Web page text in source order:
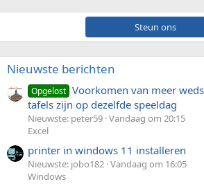
Steun
Nieuwste berichten
Opgelost Voorkomen van meer
tafels zijn op dezelfde speeldag
Nieuwste: peter59 Vandaag om 20:15
Excel
printer in windows 11 installeren
Nieuwste: jobo182 Vandaag om 16:05
Windows